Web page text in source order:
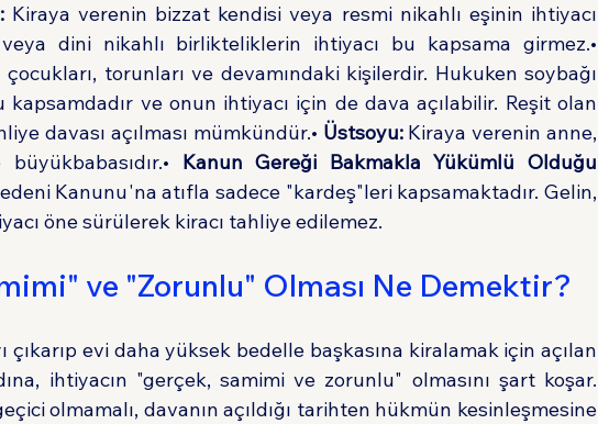
Kiraya verenin bizzat kendisi veya resmi nikahlı eşinin ihtiyacı
torunları ve devamındaki kişilerdir. Hukuken soybağı
ve onun ihtiyacı için de dava açılabilir. Reşit olan
davası açılması mümkündür.• Üstsoyu: Kiraya verenin anne,
Kanun Gereği Bakmakla Yükümlü Olduğu
Kanunu'na atıfla sadece "kardeş"leri kapsamaktadır. Gelin,
öne sürülerek kiracı tahliye edilemez.
ve "Zorunlu" Olması Ne Demektir?
çıkarıp evi daha yüksek bedelle başkasına kiralamak için açılan
ihtiyacın "gerçek, samimi ve zorunlu" olmasını şart koşar.
olmamalı, davanın açıldığı tarihten hükmün kesinleşmesine